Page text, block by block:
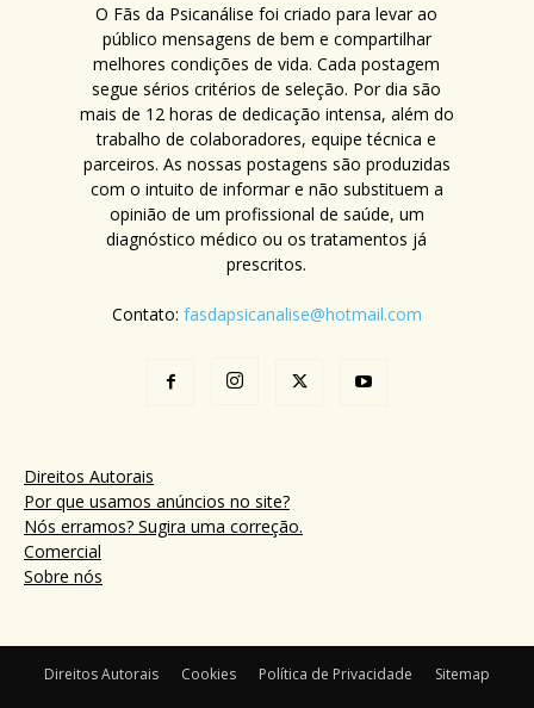
O Fãs da Psicanálise foi criado para levar ao
público mensagens de bem e compartilhar
melhores condições de vida. Cada postagem
segue sérios critérios de seleção. Por dia são
mais de 12 horas de dedicação intensa, além do
trabalho de colaboradores, equipe técnica e
parceiros. As nossas postagens são produzidas
com o intuito de informar e não substituem a
opinião de um profissional de saúde, um
diagnóstico médico ou os tratamentos já
prescritos.
Contato: fasdapsicanalise@hotmail.com
Direitos Autorais
Por que usamos anúncios no site?
Nós erramos? Sugira uma correção.
Comercial
Sobre nós
Direitos Autorais Cookies Política de Privacidade Sitemap